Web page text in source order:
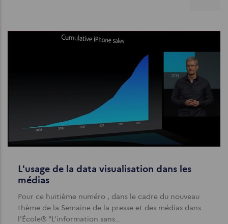
L'usage de la data visualisation dans les
médias
Pour ce huitième numéro , dans le cadre du nouveau
thème de la Semaine de la presse et des médias dans
l'École® "L'information sans…